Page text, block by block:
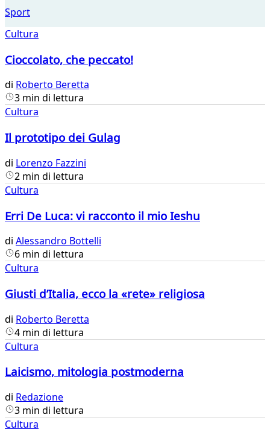
Sport
Cultura
Cioccolato, che peccato!
di Roberto Beretta
3 min di lettura
Cultura
Il prototipo dei Gulag
di Lorenzo Fazzini
2 min di lettura
Cultura
Erri De Luca: vi racconto il mio Ieshu
di Alessandro Bottelli
6 min di lettura
Cultura
Giusti d’Italia, ecco la «rete» religiosa
di Roberto Beretta
4 min di lettura
Cultura
Laicismo, mitologia postmoderna
di Redazione
3 min di lettura
Cultura